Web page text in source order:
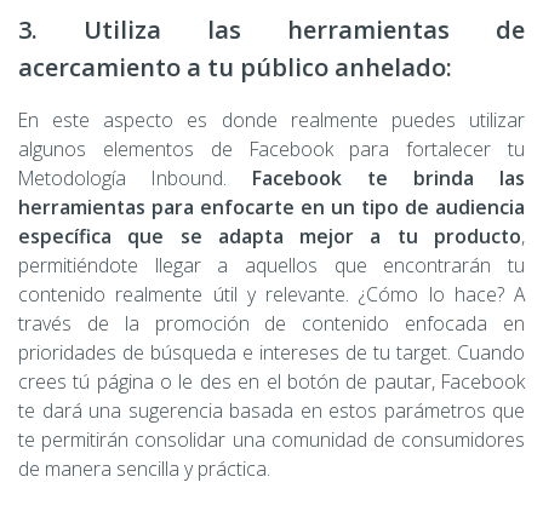
3. Utiliza las herramientas de
acercamiento a tu público anhelado:
En este aspecto es donde realmente puedes utilizar
algunos elementos de Facebook para fortalecer tu
Metodología Inbound. Facebook te brinda las
herramientas para enfocarte en un tipo de audiencia
específica que se adapta mejor a tu producto,
permitiéndote llegar a aquellos que encontrarán tu
contenido realmente útil y relevante. ¿Cómo lo hace? A
través de la promoción de contenido enfocada en
prioridades de búsqueda e intereses de tu target. Cuando
crees tú página o le des en el botón de pautar, Facebook
te dará una sugerencia basada en estos parámetros que
te permitirán consolidar una comunidad de consumidores
de manera sencilla y práctica.